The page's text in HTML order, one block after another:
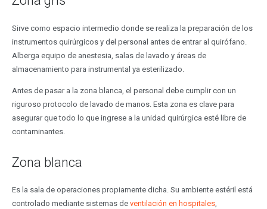
Sirve como espacio intermedio donde se realiza la preparación de los
instrumentos quirúrgicos y del personal antes de entrar al quirófano.
Alberga equipo de anestesia, salas de lavado y áreas de
almacenamiento para instrumental ya esterilizado.
Antes de pasar a la zona blanca, el personal debe cumplir con un
riguroso protocolo de lavado de manos. Esta zona es clave para
asegurar que todo lo que ingrese a la unidad quirúrgica esté libre de
contaminantes.
Zona blanca
Es la sala de operaciones propiamente dicha. Su ambiente estéril está
controlado mediante sistemas de ventilación en hospitales,